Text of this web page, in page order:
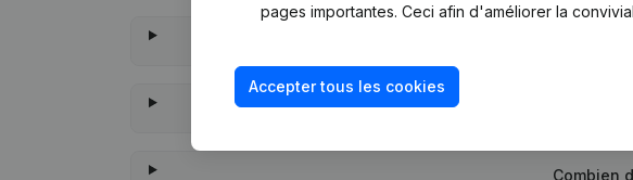
À quand remonte la dernière
Combien
pages importantes. Ceci afin d'améliorer la
Accepter tous les cookies